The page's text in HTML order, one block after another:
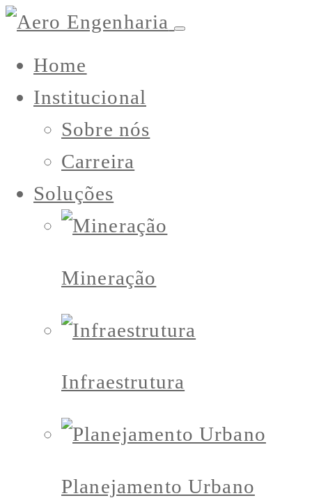
Home
Institucional
Sobre nós
Carreira
Soluções
Mineração
Infraestrutura
Planejamento Urbano